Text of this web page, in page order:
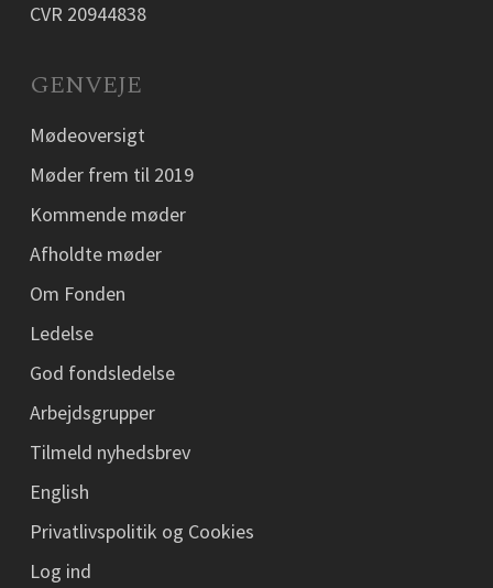
CVR 20944838
GENVEJE
Mødeoversigt
Møder frem til 2019
Kommende møder
Afholdte møder
Om Fonden
Ledelse
God fondsledelse
Arbejdsgrupper
Tilmeld nyhedsbrev
English
Privatlivspolitik og Cookies
Log ind